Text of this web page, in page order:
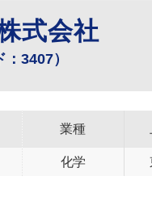
式会社
：3407）
業種
化学